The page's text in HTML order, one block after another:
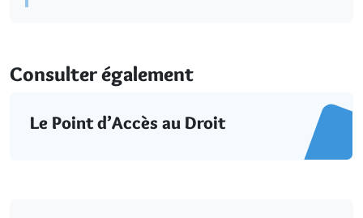
Consulter également
Le Point d’Accès au Droit